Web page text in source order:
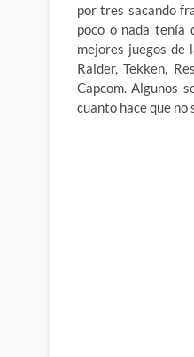
por tres sacando
poco o nada tenía
mejores juegos de
Raider, Tekken,
Capcom. Algunos
cuanto hace que no